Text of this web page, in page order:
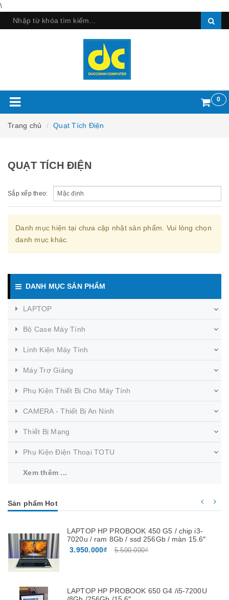
\
0
Trang chủ Quạt Tích Điện
QUẠT TÍCH ĐIỆN
Sắp xếp theo:
Danh mục hiện tại chưa cập nhật sản phẩm. Vui lòng chọn
danh mục khác.
DANH MỤC SẢN PHẨM
LAPTOP
Bộ Case Máy Tính
Linh Kiện Máy Tính
Máy Trợ Giảng
Phụ Kiện Thiết Bị Cho Máy Tính
CAMERA - Thiết Bị An Ninh
Thiết Bị Mạng
Phụ Kiện Điện Thoại TOTU
Xem thêm ...
Sản phẩm Hot
LAPTOP HP PROBOOK 450 G5 / chip i3-
7020u / ram 8Gb / ssd 256Gb / màn 15.6″
3.950.000₫
5.500.000₫
LAPTOP HP PROBOOK 650 G4 /i5-7200U